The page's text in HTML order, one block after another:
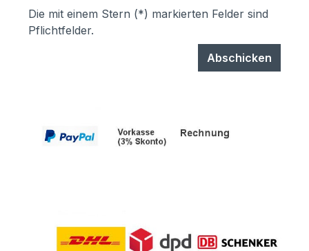
Die mit einem Stern (*) markierten Felder sind
Pflichtfelder.
Abschicken